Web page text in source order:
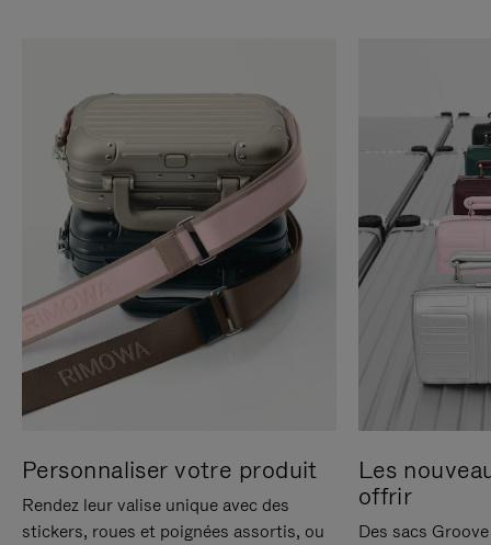
Personnaliser votre produit
Rendez leur valise unique avec des
stickers, roues et poignées assortis, ou
Les
offrir
Des sacs